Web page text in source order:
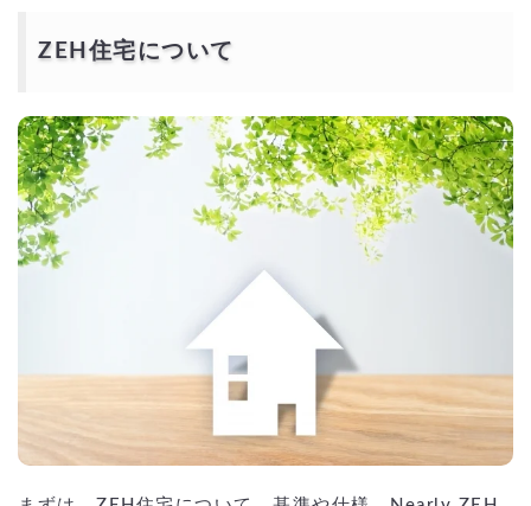
ZEH住宅について